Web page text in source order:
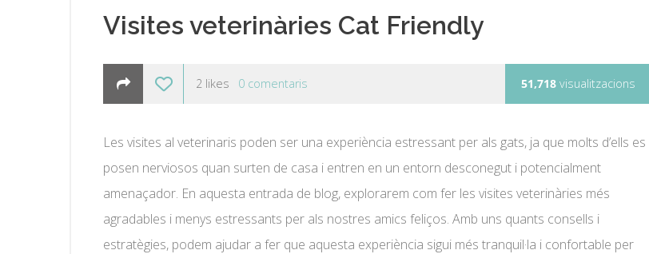
Visites veterinàries Cat Friendly
2 likes 0 comentaris 51,718 visualitzacions
Les visites al veterinaris poden ser una experiència estressant per als gats, ja que molts d’ells es
posen nerviosos quan surten de casa i entren en un entorn desconegut i potencialment
amenaçador. En aquesta entrada de blog, explorarem com fer les visites veterinàries més
agradables i menys estressants per als nostres amics feliços. Amb uns quants consells i
estratègies, podem ajudar a fer que aquesta experiència sigui més tranquil·la i confortable per